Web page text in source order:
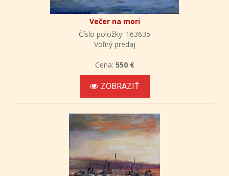
Večer na mori
Číslo položky: 163635
Voľný predaj
Cena: 550 €
ZOBRAZIŤ